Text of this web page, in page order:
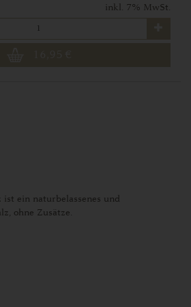
inkl. 7% MwSt.
ist ein naturbelassenes und
ohne Zusätze.